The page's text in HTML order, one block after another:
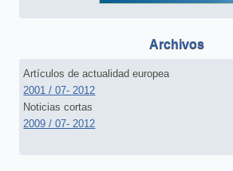
Archivos
Artículos de actualidad europea
2001 / 07- 2012
Noticias cortas
2009 / 07- 2012